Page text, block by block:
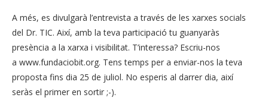
A més, es divulgarà l’entrevista a través de les xarxes socials
del Dr. TIC. Així, amb la teva participació tu guanyaràs
presència a la xarxa i visibilitat. T’interessa? Escriu-nos
a www.fundaciobit.org. Tens temps per a enviar-nos la teva
proposta fins dia 25 de juliol. No esperis al darrer dia, així
seràs el primer en sortir ;-).